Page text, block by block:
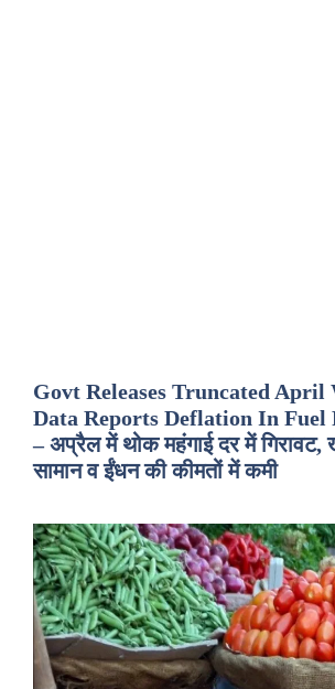
Govt Releases Truncated
Data Reports Deflation In Fuel
– अप्रैल में थोक महंगाई दर में गिरावट,
सामान व ईंधन की कीमतों में कमी